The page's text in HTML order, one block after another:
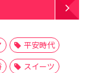
平安時代
スイーツ